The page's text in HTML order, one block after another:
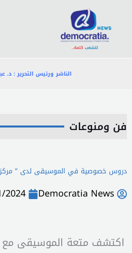
المحتوى
الناشر ورئيس التحرير : د.
فن ومنوعات
دروس خصوصية في الموسيقى لدى ”
Democratia News
2024
اكتشف متعة الموسيقى مع